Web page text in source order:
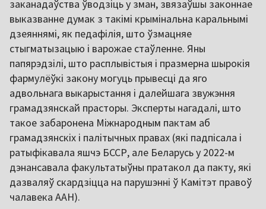
заканадаўства ўводзіць у зман, звязаўшы законнае
выказванне думак з такімі крымінальна каральнымі
дзеяннямі, як педафілія, што ўзмацняе
стыгматызацыю і варожае стаўленне. Яны
папярэдзілі, што расплывістыя і празмерна шырокія
фармулёўкі закону могуць прывесці да яго
адвольнага выкарыстання і далейшага звужэння
грамадзянскай прасторы. Эксперты нагадалі, што
такое забаронена Міжнародным пактам аб
грамадзянскіх і палітычных правах (які падпісала і
ратыфікавала яшчэ БССР, але Беларусь у 2022-м
дэнансавала факультатыўны пратакол да пакту, які
дазваляў скардзіцца на парушэнні ў Камітэт правоў
чалавека ААН).